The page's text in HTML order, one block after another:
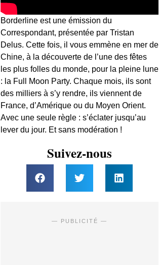
Borderline est une émission du
Correspondant, présentée par Tristan
Delus. Cette fois, il vous emmène en mer de
Chine, à la découverte de l’une des fêtes
les plus folles du monde, pour la pleine lune
: la Full Moon Party. Chaque mois, ils sont
des milliers à s’y rendre, ils viennent de
France, d’Amérique ou du Moyen Orient.
Avec une seule règle : s’éclater jusqu’au
lever du jour. Et sans modération !
Suivez-nous
— PUBLICITÉ —